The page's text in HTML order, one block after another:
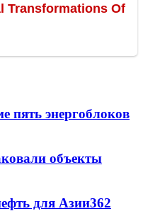
пять энергоблоков
объекты
для Азии362